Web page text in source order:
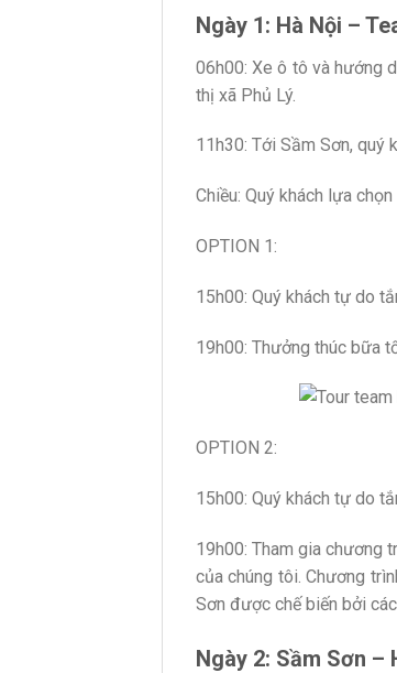
Ngày 1: Hà Nội –
06h00: Xe ô tô và hướng
thị xã Phủ Lý.
11h30: Tới Sầm Sơn, quý
Chiều: Quý khách lựa
OPTION 1:
15h00: Quý khách tự do
19h00: Thưởng thúc bữa
OPTION 2:
15h00: Quý khách tự do
19h00: Tham gia chương
của chúng tôi. Chương
Sơn được chế biến bởi
Ngày 2: Sầm Sơn –